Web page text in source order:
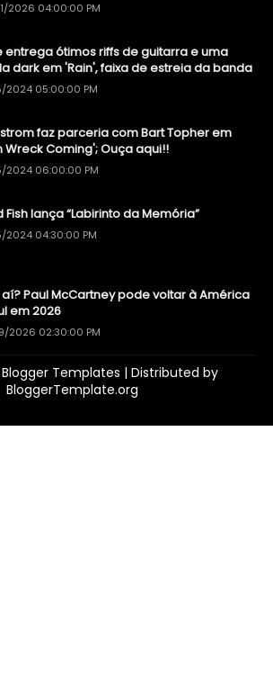
2026 04:00:00 PM
entrega ótimos riffs de guitarra e uma
dark em 'Rain', faixa de estreia da banda
2024 05:00:00 PM
faz parceria com Bart Topher em
Wreck Coming'; Ouça aqui!!
2024 06:00:00 PM
Fish lança “Labirinto da Memória”
2024 04:30:00 PM
Paul McCartney pode voltar à América
em 2026
2026 02:30:00 PM
Blogger Templates | Distributed by
BloggerTemplate.org